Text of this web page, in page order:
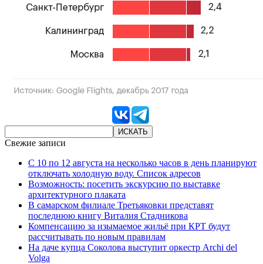
Свежие записи
С 10 по 12 августа на несколько часов в день планируют
отключать холодную воду. Список адресов
Возможность: посетить экскурсию по выставке
архитектурного плаката
В самарском филиале Третьяковки представят
последнюю книгу Виталия Стадникова
Компенсацию за изымаемое жильё при КРТ будут
рассчитывать по новым правилам
На даче купца Соколова выступит оркестр Archi del
Volga